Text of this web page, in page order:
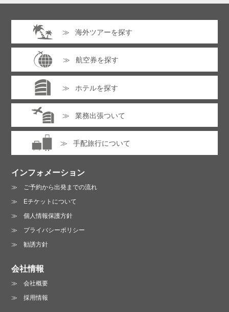
海外ツアーを探す
航空券を探す
ホテルを探す
業務出張ついて
手配旅行について
インフォメーション
ご予約から出発までの流れ
Eチケットについて
個人情報保護方針
プライバシーポリシー
勧誘方針
会社情報
会社概要
採用情報